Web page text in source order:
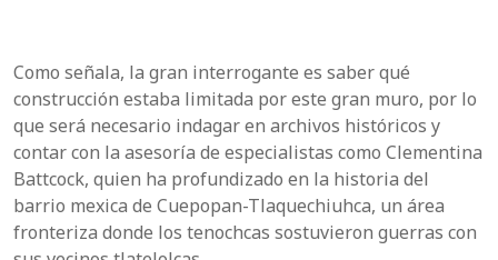
Como señala, la gran interrogante es saber qué
construcción estaba limitada por este gran muro, por lo
que será necesario indagar en archivos históricos y
contar con la asesoría de especialistas como Clementina
Battcock, quien ha profundizado en la historia del
barrio mexica de Cuepopan-Tlaquechiuhca, un área
fronteriza donde los tenochcas sostuvieron guerras con